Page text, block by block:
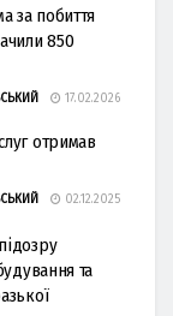
за побиття
850
17.02.2026
отримав
02.12.2025
та